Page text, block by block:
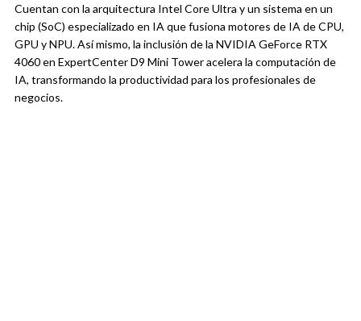
Cuentan con la arquitectura Intel Core Ultra y un sistema en un
chip (SoC) especializado en IA que fusiona motores de IA de CPU,
GPU y NPU. Así mismo, la inclusión de la NVIDIA GeForce RTX
4060 en ExpertCenter D9 Mini Tower acelera la computación de
IA, transformando la productividad para los profesionales de
negocios.